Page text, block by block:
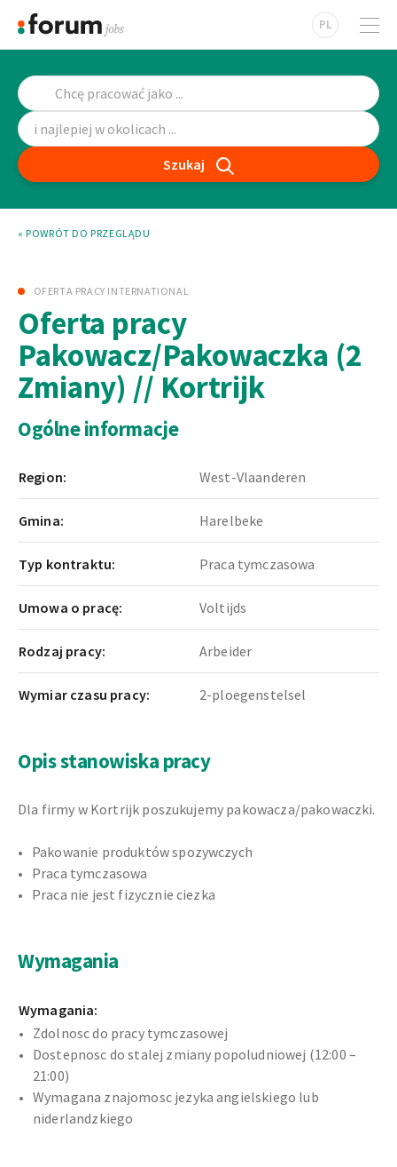
PL
Szukaj
« POWRÓT DO PRZEGLĄDU
OFERTA PRACY INTERNATIONAL
Oferta pracy
Pakowacz/Pakowaczka (2
Zmiany) // Kortrijk
Ogólne informacje
Region: West-Vlaanderen
Gmina: Harelbeke
Typ kontraktu: Praca tymczasowa
Umowa o pracę: Voltijds
Rodzaj pracy: Arbeider
Wymiar czasu pracy: 2-ploegenstelsel
Opis stanowiska pracy
Dla firmy w Kortrijk poszukujemy pakowacza/pakowaczki.
Pakowanie produktów spozywczych
Praca tymczasowa
Praca nie jest fizycznie ciezka
Wymagania
Wymagania:
Zdolnosc do pracy tymczasowej
Dostepnosc do stalej zmiany popoludniowej (12:00 –
21:00)
Wymagana znajomosc jezyka angielskiego lub
niderlandzkiego